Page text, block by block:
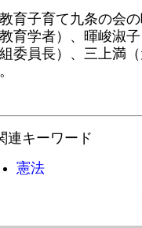
育子育て九条の会
教育学者）、暉峻淑
委員長）、三上満
連キーワード
憲法